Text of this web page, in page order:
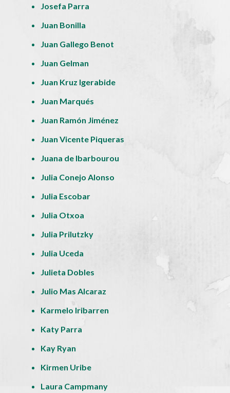
Josefa Parra
Juan Bonilla
Juan Gallego Benot
Juan Gelman
Juan Kruz Igerabide
Juan Marqués
Juan Ramón Jiménez
Juan Vicente Piqueras
Juana de Ibarbourou
Julia Conejo Alonso
Julia Escobar
Julia Otxoa
Julia Prilutzky
Julia Uceda
Julieta Dobles
Julio Mas Alcaraz
Karmelo Iribarren
Katy Parra
Kay Ryan
Kirmen Uribe
Laura Campmany